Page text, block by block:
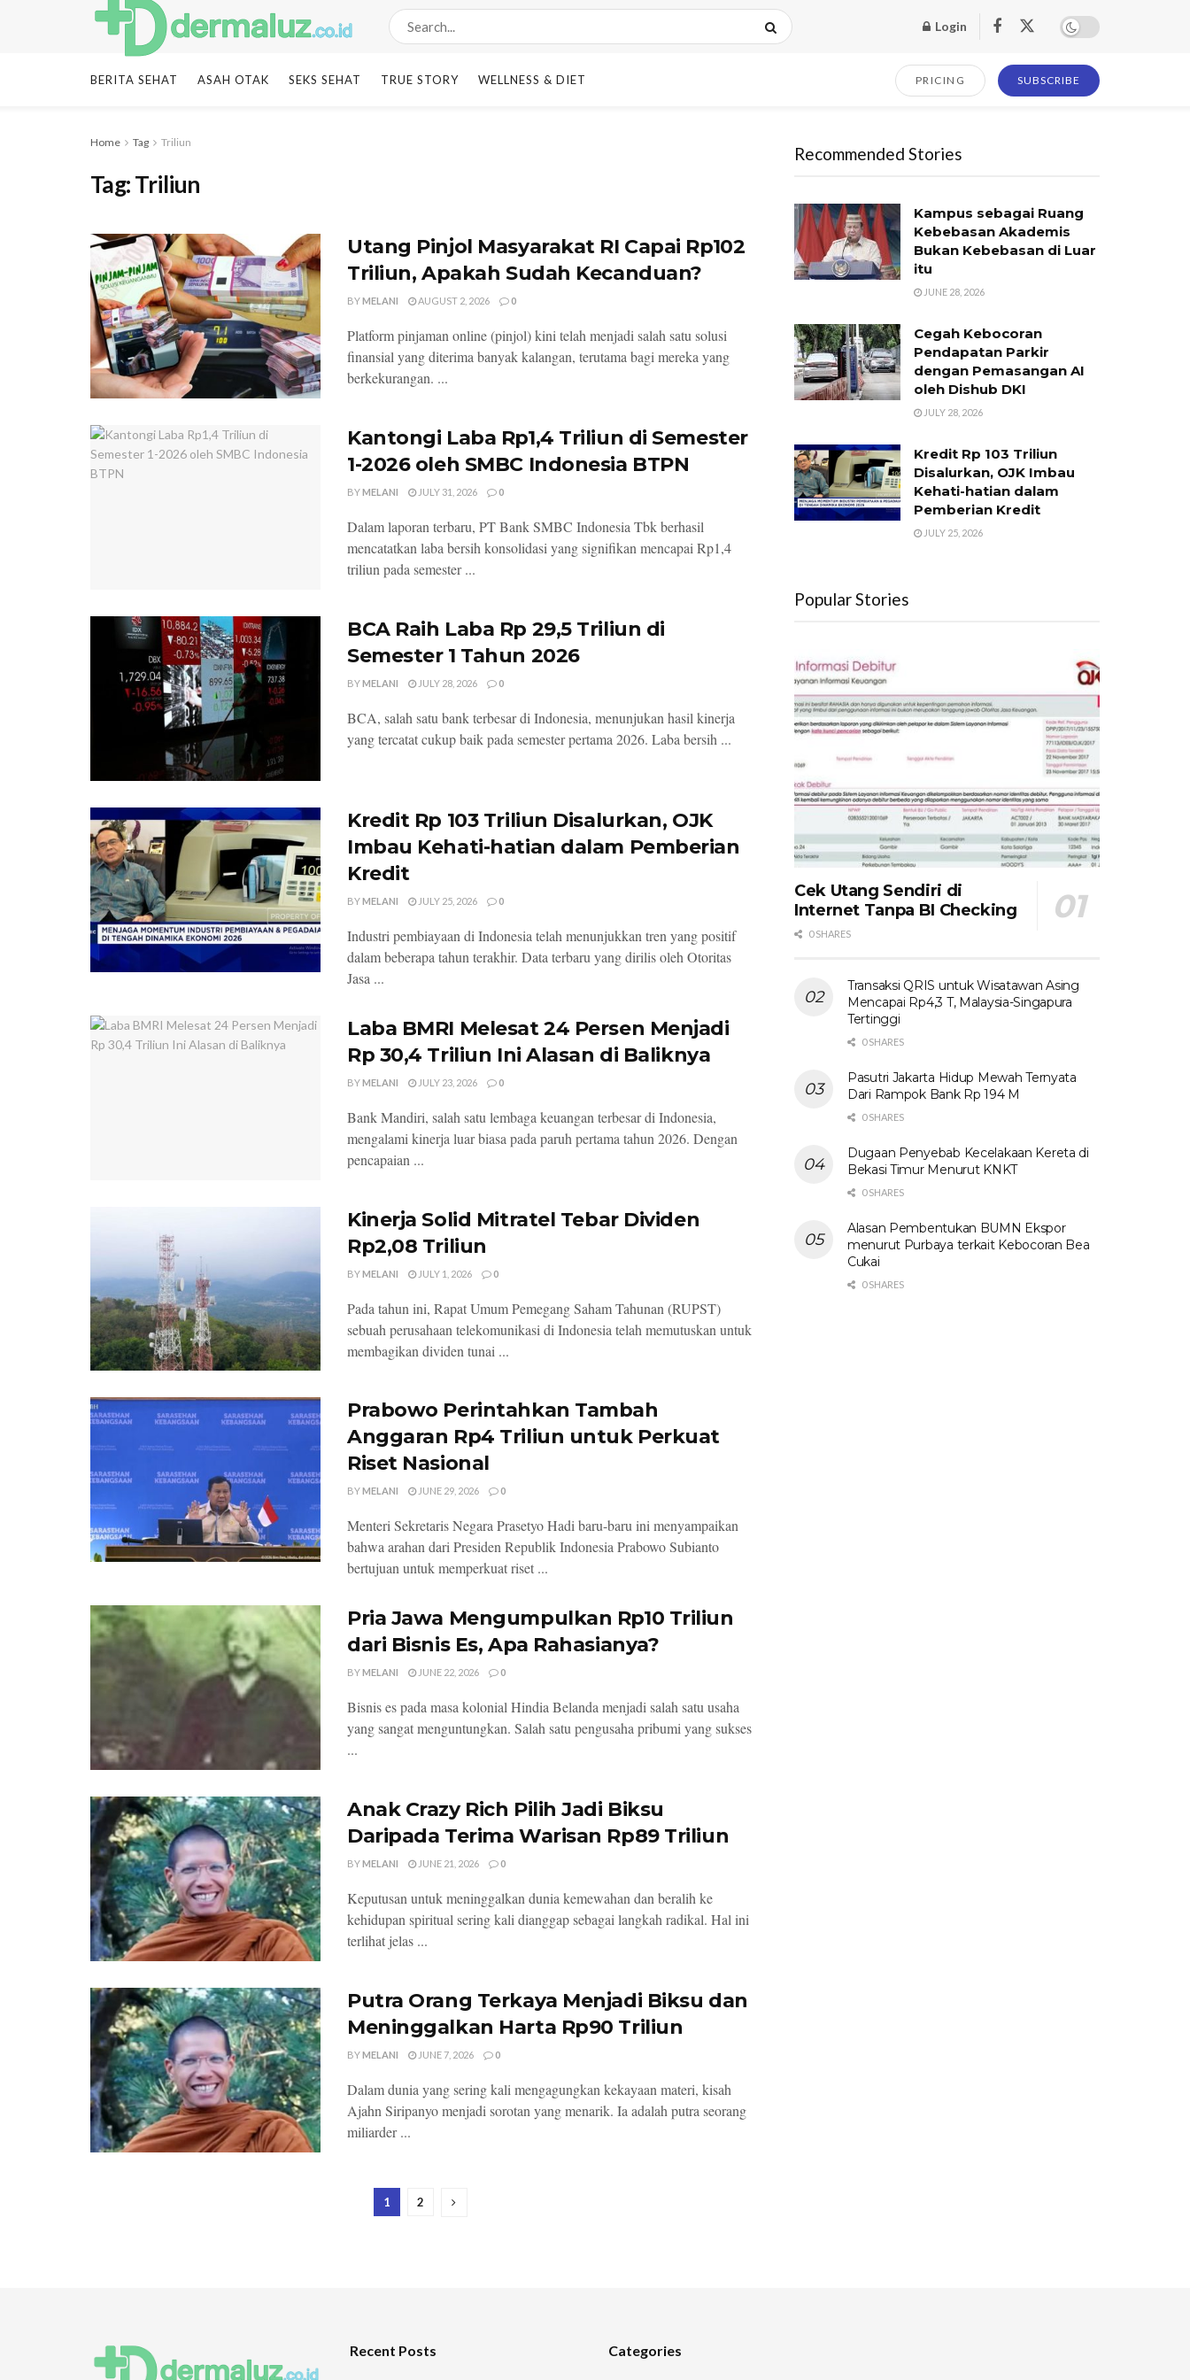
Login
BERITA SEHAT ASAH OTAK SEKS SEHAT TRUE STORY WELLNESS & DIET PRICING SUBSCRIBE
Home Tag Triliun
Tag:Triliun
Utang Pinjol Masyarakat RI Capai Rp102
Triliun, Apakah Sudah Kecanduan?
BYMELANI AUGUST 2, 2026 0
Platform pinjaman online (pinjol) kini telah menjadi salah satu solusi
finansial yang diterima banyak kalangan, terutama bagi mereka yang
berkekurangan. ...
Kantongi Laba Rp1,4 Triliun di Semester
1-2026 oleh SMBC Indonesia BTPN
BYMELANI JULY 31, 2026 0
Dalam laporan terbaru, PT Bank SMBC Indonesia Tbk berhasil
mencatatkan laba bersih konsolidasi yang signifikan mencapai Rp1,4
triliun pada semester ...
BCA Raih Laba Rp 29,5 Triliun di
Semester 1 Tahun 2026
BYMELANI JULY 28, 2026 0
BCA, salah satu bank terbesar di Indonesia, menunjukan hasil kinerja
yang tercatat cukup baik pada semester pertama 2026. Laba bersih ...
Kredit Rp 103 Triliun Disalurkan, OJK
Imbau Kehati-hatian dalam Pemberian
Kredit
BYMELANI JULY 25, 2026 0
Industri pembiayaan di Indonesia telah menunjukkan tren yang positif
dalam beberapa tahun terakhir. Data terbaru yang dirilis oleh Otoritas
Jasa ...
Laba BMRI Melesat 24 Persen Menjadi
Rp 30,4 Triliun Ini Alasan di Baliknya
BYMELANI JULY 23, 2026 0
Bank Mandiri, salah satu lembaga keuangan terbesar di Indonesia,
mengalami kinerja luar biasa pada paruh pertama tahun 2026. Dengan
pencapaian ...
Kinerja Solid Mitratel Tebar Dividen
Rp2,08 Triliun
BYMELANI JULY 1, 2026 0
Pada tahun ini, Rapat Umum Pemegang Saham Tahunan (RUPST)
sebuah perusahaan telekomunikasi di Indonesia telah memutuskan untuk
membagikan dividen tunai ...
Prabowo Perintahkan Tambah
Anggaran Rp4 Triliun untuk Perkuat
Riset Nasional
BYMELANI JUNE 29, 2026 0
Menteri Sekretaris Negara Prasetyo Hadi baru-baru ini menyampaikan
bahwa arahan dari Presiden Republik Indonesia Prabowo Subianto
bertujuan untuk memperkuat riset ...
Pria Jawa Mengumpulkan Rp10 Triliun
dari Bisnis Es, Apa Rahasianya?
BYMELANI JUNE 22, 2026 0
Bisnis es pada masa kolonial Hindia Belanda menjadi salah satu usaha
yang sangat menguntungkan. Salah satu pengusaha pribumi yang sukses
...
Anak Crazy Rich Pilih Jadi Biksu
Daripada Terima Warisan Rp89 Triliun
BYMELANI JUNE 21, 2026 0
Keputusan untuk meninggalkan dunia kemewahan dan beralih ke
kehidupan spiritual sering kali dianggap sebagai langkah radikal. Hal ini
terlihat jelas ...
Putra Orang Terkaya Menjadi Biksu dan
Meninggalkan Harta Rp90 Triliun
BYMELANI JUNE 7, 2026 0
Dalam dunia yang sering kali mengagungkan kekayaan materi, kisah
Ajahn Siripanyo menjadi sorotan yang menarik. Ia adalah putra seorang
miliarder ...
1 2
Recommended Stories
Kampus sebagai Ruang
Kebebasan Akademis
Bukan Kebebasan di Luar
itu
JUNE 28, 2026
Cegah Kebocoran
Pendapatan Parkir
dengan Pemasangan AI
oleh Dishub DKI
JULY 28, 2026
Kredit Rp 103 Triliun
Disalurkan, OJK Imbau
Kehati-hatian dalam
Pemberian Kredit
JULY 25, 2026
Popular Stories
Cek Utang Sendiri di
Internet Tanpa BI Checking
0 SHARES
Transaksi QRIS untuk Wisatawan Asing
Mencapai Rp4,3 T, Malaysia-Singapura
Tertinggi
0 SHARES
Pasutri Jakarta Hidup Mewah Ternyata
Dari Rampok Bank Rp 194 M
0 SHARES
Dugaan Penyebab Kecelakaan Kereta di
Bekasi Timur Menurut KNKT
0 SHARES
Alasan Pembentukan BUMN Ekspor
menurut Purbaya terkait Kebocoran Bea
Cukai
0 SHARES
Recent Posts Categories